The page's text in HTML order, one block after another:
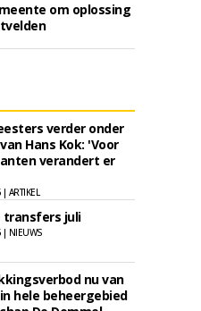
om oplossing
verder onder
Hans Kok: 'Voor
verandert er
ARTIKEL
transfers juli
| NIEUWS
nu van
hele beheergebied